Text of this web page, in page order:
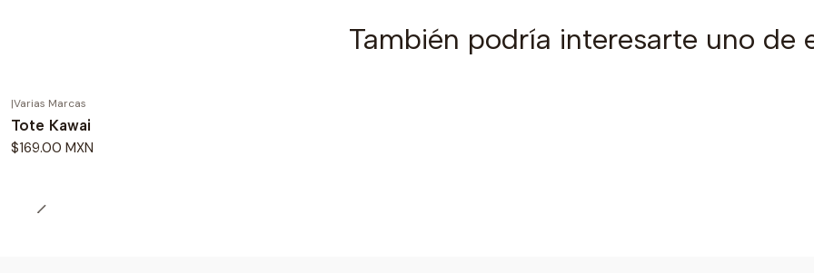
También podría interesarte uno de
|Varias Marcas
Tote Kawai
$169.00 MXN